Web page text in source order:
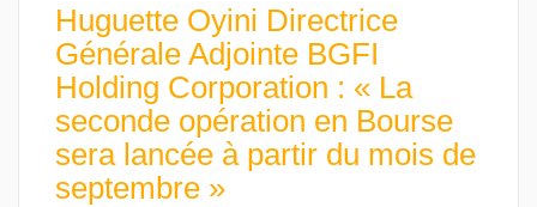
Huguette Oyini Directrice
Générale Adjointe BGFI
Holding Corporation : « La
seconde opération en Bourse
sera lancée à partir du mois de
septembre »